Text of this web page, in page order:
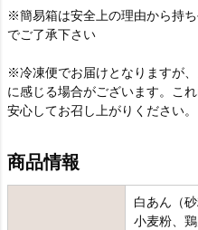
※簡易箱は安全上の理由から持
でご了承下さい
※冷凍便でお届けとなりますが
に感じる場合がございます。こ
安心してお召し上がりください。
商品情報
白あん（
小麦粉、